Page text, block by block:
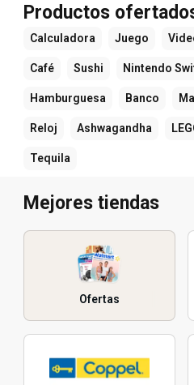
Productos
Calculadora Juego
Café Sushi Nintendo
Hamburguesa Banco
Reloj Ashwagandha
Tequila
Mejores tiendas
Ofertas